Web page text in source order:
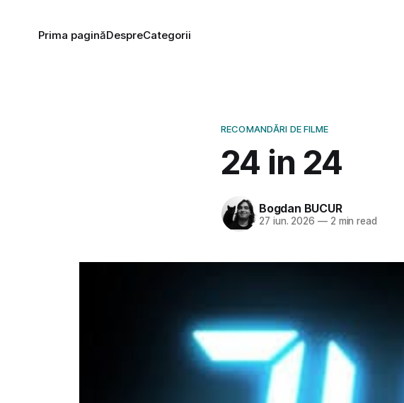
Prima paginăDespreCategorii
RECOMANDĂRI DE FILME
24 in 24
Bogdan BUCUR
27 iun. 2026 —2 min read